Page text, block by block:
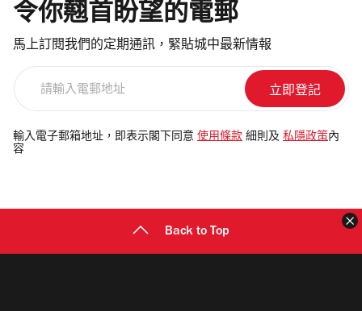
令你翹首盼望的電郵
馬上訂閱我們的定期通訊，緊貼城中最新情報
電
郵
輸入電子郵箱地址，即表示閣下同意 使用條款 細則及 私隱政策 內
容
Back to Top